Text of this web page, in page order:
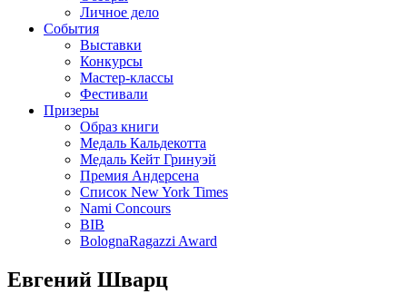
Личное дело
События
Выставки
Конкурсы
Мастер-классы
Фестивали
Призеры
Образ книги
Медаль Кальдекотта
Медаль Кейт Гринуэй
Премия Андерсена
Список New York Times
Nami Concours
BIB
BolognaRagazzi Award
Евгений Шварц